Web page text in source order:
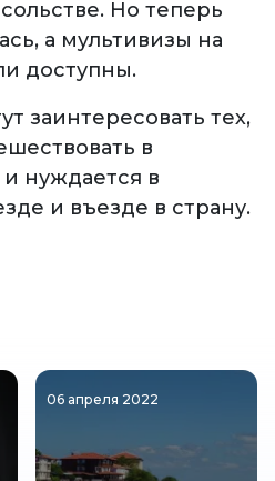
Но теперь
а мультивизы на
доступны.
заинтересовать тех,
в
нуждается в
и въезде в страну.
06 апреля 2022